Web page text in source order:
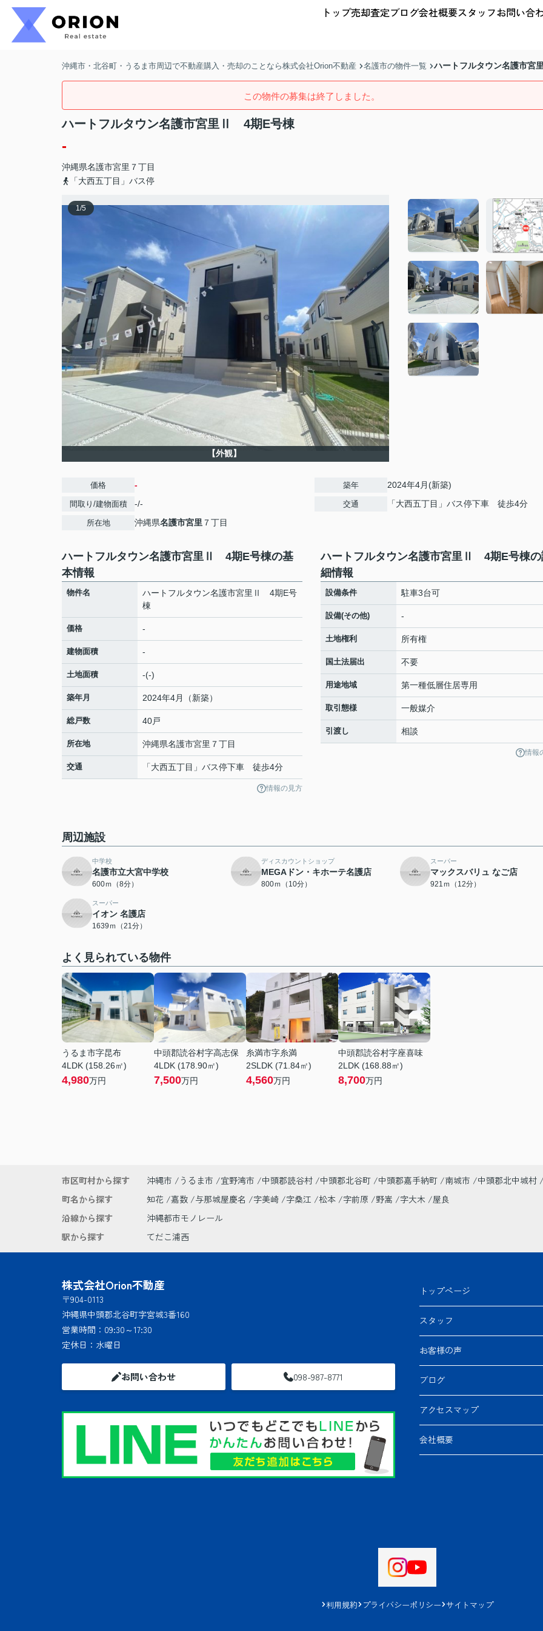
トップ売却査定ブログ会社概要スタッフお問い合
沖縄市・北谷町・うるま市周辺で不動産購入・売却のことなら株式会社Orion不動産 名護市の物件一覧 ハートフルタウン名護市
この物件の募集は終了しました。
ハートフルタウン名護市宮里Ⅱ 4期E号棟
-
沖縄県名護市宮里 ７丁目
「大西五丁目」バス停
1 /5
【外観】
価格 -
間取り/建物面積 -/-
所在地 沖縄県名護市宮里 ７丁目
築年 2024年4月(新築)
交通 「大西五丁目」バス停下車 徒歩4分
ハートフルタウン名護市宮里Ⅱ 4期E号棟の基
本情報
物件名
ハートフルタウン名護市宮里Ⅱ 4期E号
棟
価格 -
建物面積 -
土地面積 -(-)
築年月 2024年4月（新築）
総戸数 40戸
所在地 沖縄県名護市宮里 ７丁目
交通 「大西五丁目」バス停下車 徒歩4分
情報の見方
ハートフルタウン名護市宮里Ⅱ 4期E号棟の
細情報
設備条件 駐車3台可
設備(その他) -
土地権利 所有権
国土法届出 不要
用途地域 第一種低層住居専用
取引態様 一般媒介
引渡し 相談
情報
周辺施設
中学校
名護市立大宮中学校
600ｍ（8分）
ディスカウントショップ
MEGAドン・キホーテ名護店
800ｍ（10分）
スーパー
マックスバリュ なご店
921ｍ（12分）
スーパー
イオン 名護店
1639ｍ（21分）
よく見られている物件
うるま市字昆布
4LDK (158.26㎡)
4,980万円
中頭郡読谷村字高志保
4LDK (178.90㎡)
7,500万円
糸満市字糸満
2SLDK (71.84㎡)
4,560万円
中頭郡読谷村字座喜味
2LDK (168.88㎡)
8,700万円
市区町村から探す 沖縄市 うるま市 宜野湾市 中頭郡読谷村 中頭郡北谷町 中頭郡嘉手納町 南城市 中頭郡北中城村
町名から探す
知花 嘉数 与那城屋慶名 字美崎 字桑江 松本 字前原 野嵩 字大木
屋良
沿線から探す
沖縄都市モノレール
駅から探す
てだこ浦西
株式会社Orion不動産
〒904-0113
沖縄県中頭郡北谷町字宮城3番160
営業時間： 09:30～17:30
定休日： 水曜日
お問い合わせ 098-987-8771
トップページ
スタッフ
お客様の声
ブログ
アクセスマップ
会社概要
利用規約 プライバシーポリシー サイトマップ